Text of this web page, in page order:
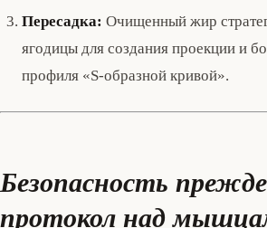
Пересадка: Очищенный жир
ягодицы для создания проекции и
профиля «S-образной кривой».
Безопасность прежде
протокол над